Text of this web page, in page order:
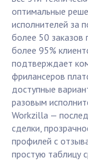
оптимальные
исполнителей за
более 50 заказов
более 95%
подтверждает
фрилансеров
доступные
разовым
Workzilla —
сделки,
профилей с
простую таблицу